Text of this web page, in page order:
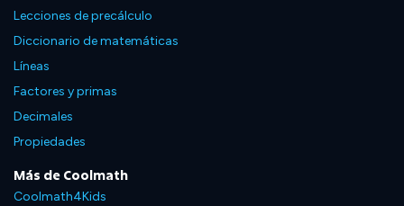
Lecciones de precálculo
Diccionario de matemáticas
Líneas
Factores y primas
Decimales
Propiedades
Más de Coolmath
Coolmath4Kids